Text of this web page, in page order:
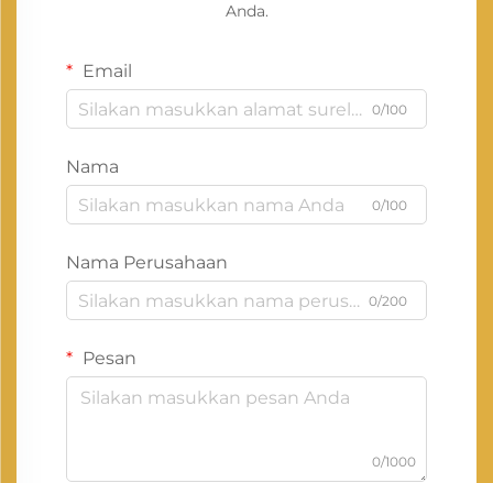
Anda.
Email
0/100
Nama
0/100
Nama Perusahaan
0/200
Pesan
0/1000